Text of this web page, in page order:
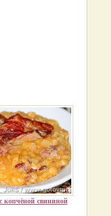
копчёной свининой